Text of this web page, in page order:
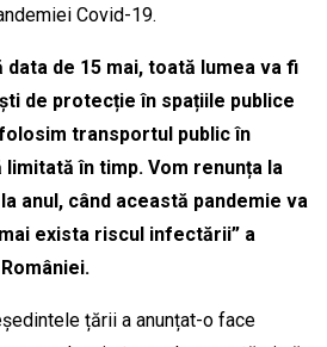
Covid-19.
data de 15 mai, toată lumea va fi
de protecție în spațiile publice
transportul public în
limitată în timp. Vom renunța la
anul, când această pandemie va
exista riscul infectării” a
țării a anunțat-o face